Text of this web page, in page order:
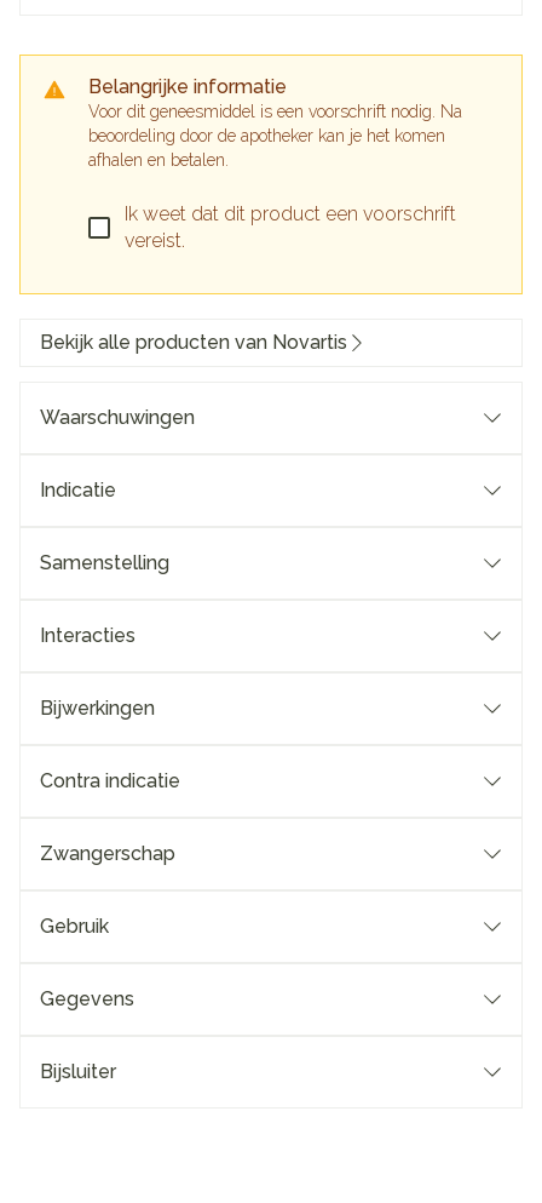
Belangrijke informatie
Voor dit geneesmiddel is een voorschrift nodig. Na
beoordeling door de apotheker kan je het komen
afhalen en betalen.
Ik weet dat dit product een voorschrift
vereist.
Bekijk alle producten van Novartis
Waarschuwingen
Indicatie
Samenstelling
Interacties
Bijwerkingen
Contra indicatie
Zwangerschap
Gebruik
Gegevens
Bijsluiter